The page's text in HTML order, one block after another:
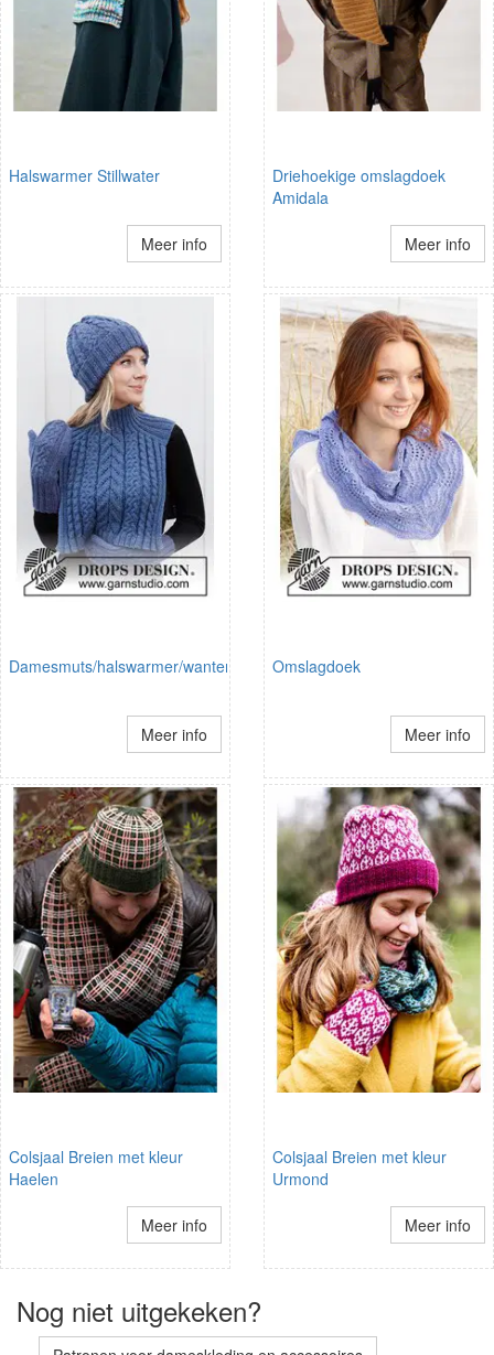
Halswarmer Stillwater
Meer info
Driehoekige omslagdoek
Amidala
Meer info
Damesmuts/halswarmer/wanten
Meer info
Omslagdoek
Meer info
Colsjaal Breien met kleur
Haelen
Meer info
Colsjaal Breien met kleur
Urmond
Meer info
Nog niet uitgekeken?